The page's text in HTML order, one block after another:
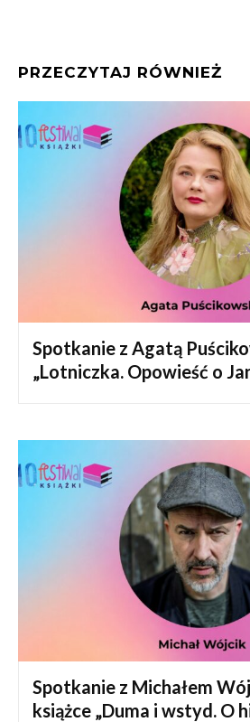
PRZECZYTAJ RÓWNIEŻ
Spotkanie z Agatą
„Lotniczka. Opowieść o
Spotkanie z Michałem
książce „Duma i wstyd. O